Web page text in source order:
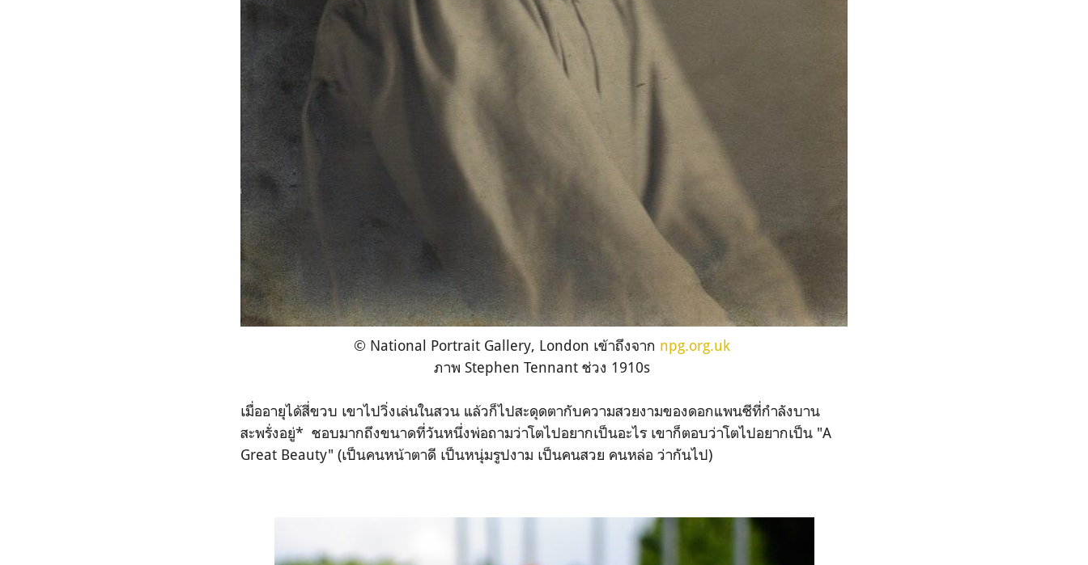
© National Portrait Gallery, London เข้าถึงจาก npg.org.uk
ภาพ Stephen Tennant ช่วง 1910s
เมื่ออายุได้สี่ขวบ เขาไปวิ่งเล่นในสวน แล้วก็ไปสะดุดตากับความสวยงามของดอกแพนซีที่กำลังบาน
สะพรั่งอยู่* ชอบมากถึงขนาดที่วันหนึ่งพ่อถามว่าโตไปอยากเป็นอะไร เขาก็ตอบว่าโตไปอยากเป็น "A
Great Beauty" (เป็นคนหน้าตาดี เป็นหนุ่มรูปงาม เป็นคนสวย คนหล่อ ว่ากันไป)